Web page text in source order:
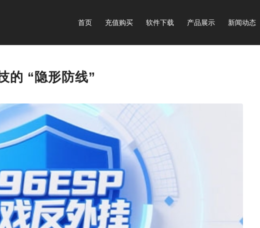
首页 充值购买 软件下载 产品展示 新闻动态
的 “隐形防线”